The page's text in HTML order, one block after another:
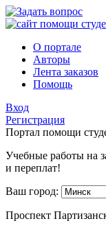
О портале
Авторы
Лента заказов
Помощь
Вход
Регистрация
Портал помощи
Учебные работы на
и переплат!
Ваш город:
Проспект